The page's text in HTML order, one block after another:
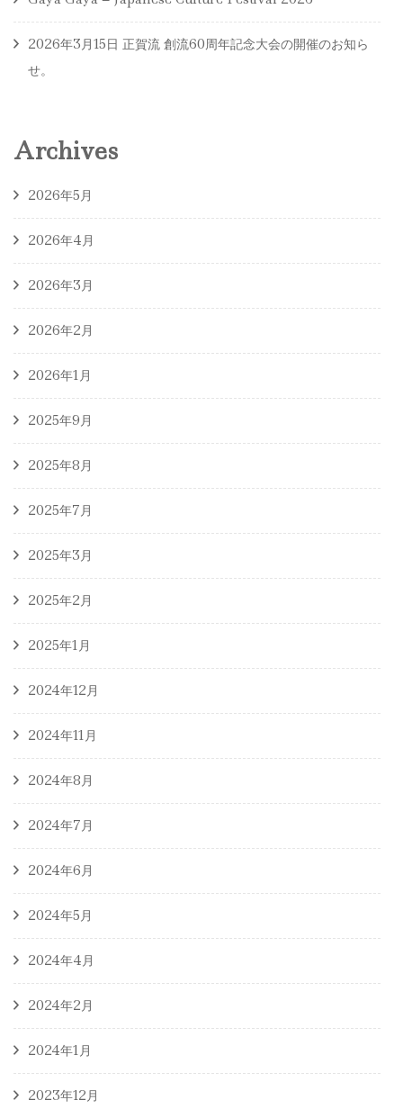
2026年3月15日 正賀流 創流60周年記念大会の開催のお知ら
せ。
Archives
2026年5月
2026年4月
2026年3月
2026年2月
2026年1月
2025年9月
2025年8月
2025年7月
2025年3月
2025年2月
2025年1月
2024年12月
2024年11月
2024年8月
2024年7月
2024年6月
2024年5月
2024年4月
2024年2月
2024年1月
2023年12月